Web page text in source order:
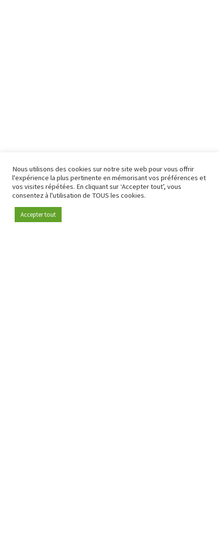
Devenez membre
Nous utilisons des cookies sur notre site web pour vous offrir
l'expérience la plus pertinente en mémorisant vos préférences et
vos visites répétées. En cliquant sur ‘Accepter tout’, vous
consentez à l'utilisation de TOUS les cookies.
Accepter tout